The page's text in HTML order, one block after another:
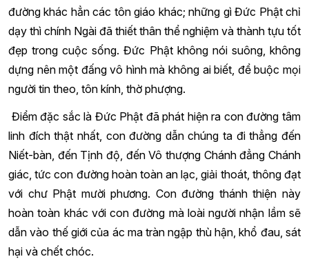
đường khác hẳn các tôn giáo khác; những gì Đức Phật chỉ
dạy thì chính Ngài đã thiết thân thể nghiệm và thành tựu tốt
đẹp trong cuộc sống. Đức Phật không nói suông, không
dựng nên một đấng vô hình mà không ai biết, để buộc mọi
người tin theo, tôn kính, thờ phượng.
Điểm đặc sắc là Đức Phật đã phát hiện ra con đường tâm
linh đích thật nhất, con đường dẫn chúng ta đi thẳng đến
Niết-bàn, đến Tịnh độ, đến Vô thượng Chánh đẳng Chánh
giác, tức con đường hoàn toàn an lạc, giải thoát, thông đạt
với chư Phật mười phương. Con đường thánh thiện này
hoàn toàn khác với con đường mà loài người nhận lầm sẽ
dẫn vào thế giới của ác ma tràn ngập thù hận, khổ đau, sát
hại và chết chóc.